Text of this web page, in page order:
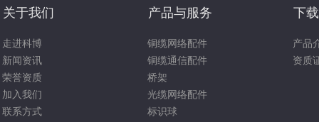
关于我们
走进科博
新闻资讯
荣誉资质
加入我们
联系方式
产品与服务
铜缆网络配件
铜缆通信配件
桥架
光缆网络配件
标识球
下
产品
资质